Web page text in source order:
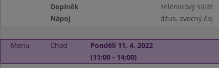
Doplněk
zeleninový salát
Nápoj
džus, ovocný čaj
Menu Chod
Pondělí 11. 4. 2022
(11:00 - 14:00)